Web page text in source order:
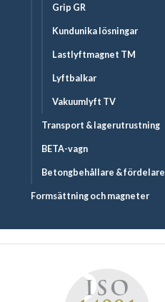
Grip GR
Kundunika lösningar
Lastlyftmagnet TM
Lyftbalkar
Vakuumlyft TV
Transport & lagerutrustning
BETA-vagn
Betongbehållare & fördelare
Formsättning och magneter